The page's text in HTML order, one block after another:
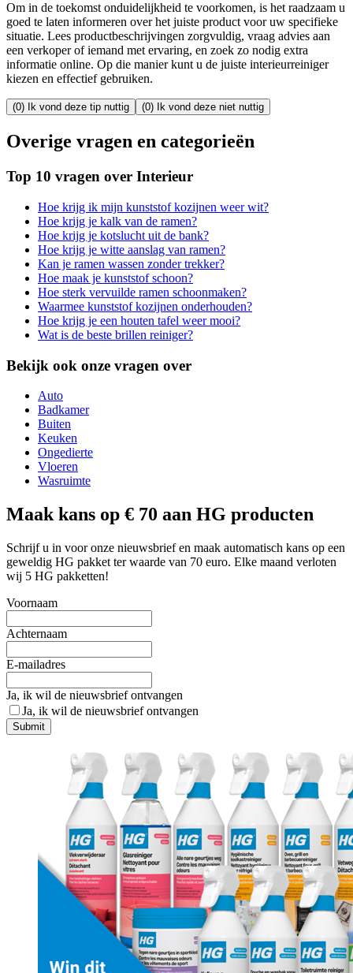
Om in de toekomst onduidelijkheid te voorkomen, is het raadzaam u
goed te laten informeren over het juiste product voor uw specifieke
situatie. Lees productbeschrijvingen zorgvuldig, vraag advies aan
een verkoper of iemand met ervaring, en zoek zo nodig extra
informatie online. Op die manier kunt u de juiste interieurreiniger
kiezen en effectief gebruiken.
(0) Ik vond deze tip nuttig (0) Ik vond deze niet nuttig
Overige vragen en categorieën
Top 10 vragen over Interieur
Hoe krijg ik mijn kunststof kozijnen weer wit?
Hoe krijg je kalk van de ramen?
Hoe krijg je kotslucht uit de bank?
Hoe krijg je witte aanslag van ramen?
Kan je ramen wassen zonder trekker?
Hoe maak je kunststof schoon?
Hoe sterk vervuilde ramen schoonmaken?
Waarmee kunststof kozijnen onderhouden?
Hoe krijg je een houten tafel weer mooi?
Wat is de beste brillen reiniger?
Bekijk ook onze vragen over
Auto
Badkamer
Buiten
Keuken
Ongedierte
Vloeren
Wasruimte
Maak kans op € 70 aan HG producten
Schrijf u in voor onze nieuwsbrief en maak automatisch kans op een
geweldig HG pakket ter waarde van 70 euro. Elke maand verloten
wij 5 HG pakketten!
Voornaam
Achternaam
E-mailadres
Ja, ik wil de nieuwsbrief ontvangen
Ja, ik wil de nieuwsbrief ontvangen
Submit